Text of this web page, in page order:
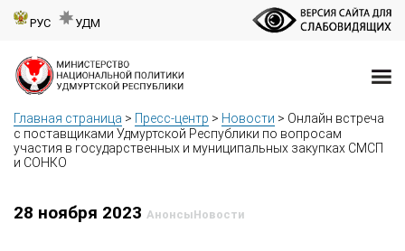
РУС УДМ
Главная страница > Пресс-центр > Новости > Онлайн встреча
с поставщиками Удмуртской Республики по вопросам
участия в государственных и муниципальных закупках СМСП
и СОНКО
28 ноября 2023 АнонсыНовости